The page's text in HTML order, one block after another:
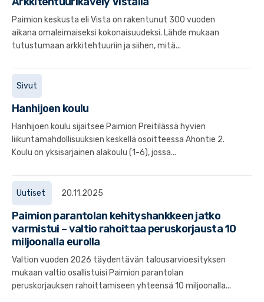
Paimion keskusta eli Vista on rakentunut 300 vuoden
aikana omaleimaiseksi kokonaisuudeksi. Lähde mukaan
tutustumaan arkkitehtuuriin ja siihen, mitä...
Sivut
Hanhijoen koulu
Hanhijoen koulu sijaitsee Paimion Preitilässä hyvien
liikuntamahdollisuuksien keskellä osoitteessa Ahontie 2.
Koulu on yksisarjainen alakoulu (1-6), jossa...
Uutiset 20.11.2025
Paimion parantolan kehityshankkeen jatko
varmistui – valtio rahoittaa peruskorjausta 10
miljoonalla eurolla
Valtion vuoden 2026 täydentävän talousarvioesityksen
mukaan valtio osallistuisi Paimion parantolan
peruskorjauksen rahoittamiseen yhteensä 10 miljoonalla...